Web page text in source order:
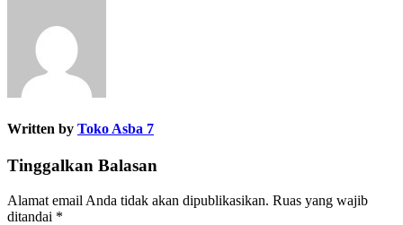
Written by Toko Asba 7
Tinggalkan Balasan
Alamat email Anda tidak akan dipublikasikan. Ruas yang wajib
ditandai *